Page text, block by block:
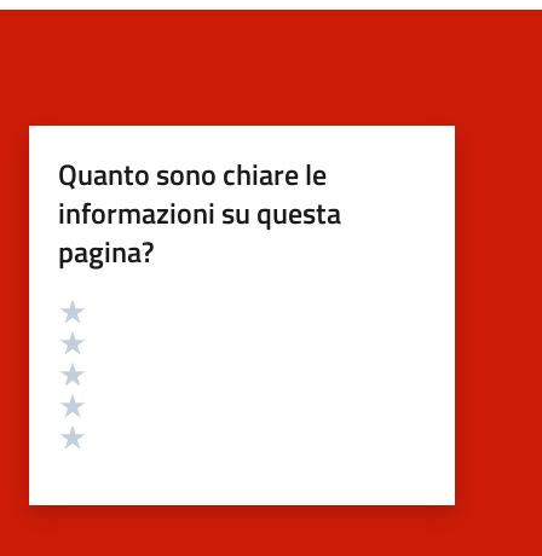
Quanto sono chiare le
informazioni su questa
pagina?
Valutazione